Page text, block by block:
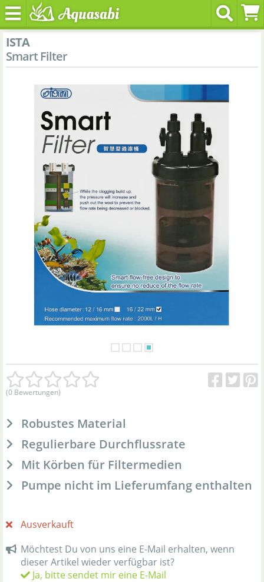
ISTA
Smart Filter
(0 Bewertungen)
Robustes Material
Regulierbare Durchflussrate
Mit Körben für Filtermedien
Pumpe nicht im Lieferumfang enthalten
Ausverkauft
Möchtest Du von uns eine E-Mail erhalten, wenn
dieser Artikel wieder verfügbar ist?
Ja, bitte sendet mir eine E-Mail